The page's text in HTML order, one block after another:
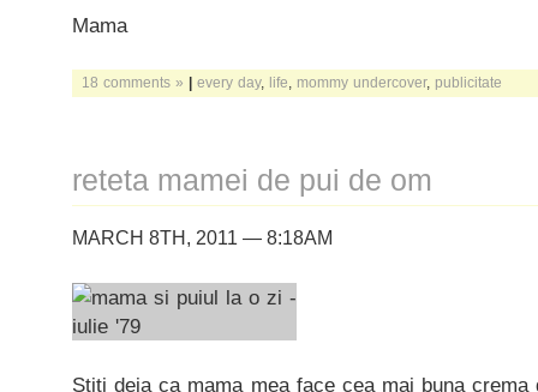
Mama
18 comments » | every day, life mommy undercover, publicitate
reteta mamei de pui de om
MARCH 8TH, 2011 — 8:18AM
Stiti deja ca mama mea face cea mai buna